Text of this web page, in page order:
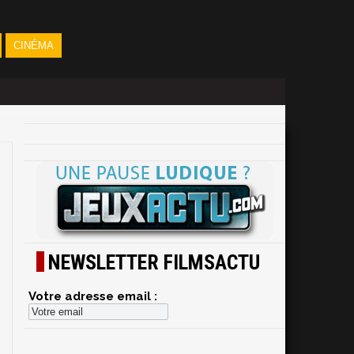
CINÉMA
NEWSLETTER FILMSACTU
Votre adresse email :